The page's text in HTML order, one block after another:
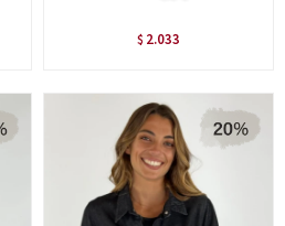
$ 2.033